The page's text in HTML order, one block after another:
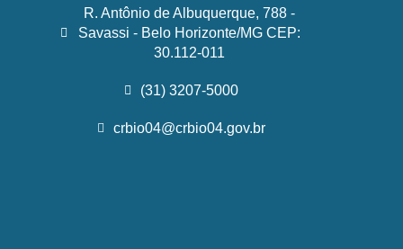
R. Antônio de Albuquerque, 788 -
Savassi - Belo Horizonte/MG CEP:
30.112-011
(31) 3207-5000
crbio04@crbio04.gov.br